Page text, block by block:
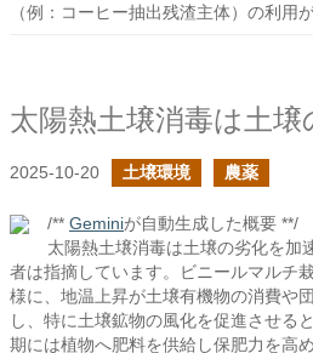
（例：コーヒー抽出残渣主体）の利用
2025-10-20 土壌環境 農薬
/** Geminiが自動生成した概要 **/
太陽熱土壌消毒は土壌の劣化を加
者は指摘しています。ビニールマルチ
様に、地温上昇が土壌有機物の消費や
し、特に土壌鉱物の風化を促進させる
期には植物へ肥料を供給し保肥力を高